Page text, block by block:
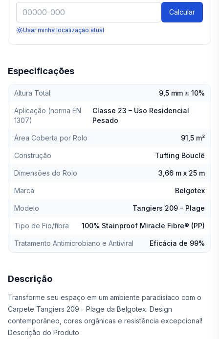
Especificações
Altura Total 9,5 mm ± 10%
Aplicação (norma EN
1307)
Classe 23 – Uso Residencial
Pesado
Área Coberta por Rolo 91,5 m²
Construção Tufting Bouclê
Dimensões do Rolo 3,66 m x 25 m
Marca Belgotex
Modelo Tangiers 209 – Plage
Tipo de Fio/fibra 100% Stainproof Miracle Fibre® (PP)
Tratamento Antimicrobiano e Antiviral Eficácia de 99%
Descrição
Transforme seu espaço em um ambiente paradisíaco com o
Carpete Tangiers 209 - Plage da Belgotex. Design
contemporâneo, cores orgânicas e resistência excepcional!
Descrição do Produto
Calcular
Usar minha localização atual